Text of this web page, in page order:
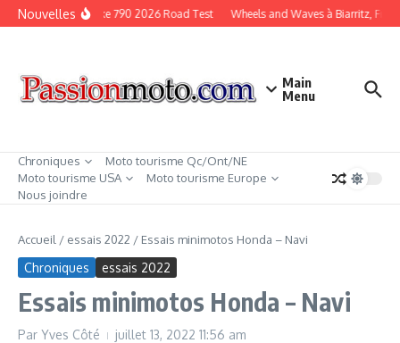
Aller au contenu
NouvellesKTM Duke 790 2026 Road Test Wheels and Waves à Biarritz,
Main
Menu
Chroniques
Moto tourisme Qc/Ont/NE
Moto tourisme USA
Moto tourisme Europe
Nous joindre
Accueil / essais 2022 / Essais minimotos Honda – Navi
Chroniques essais 2022
Essais minimotos Honda – Navi
Par Yves Côté juillet 13, 2022 11:56 am